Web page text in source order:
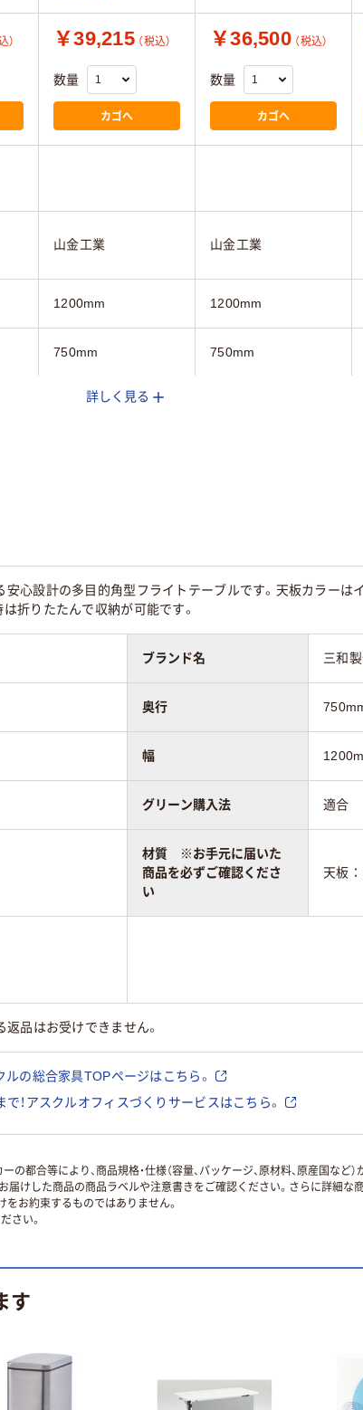
） ￥39,215 （税込）
数量
カゴへ
￥36,500 （税込）
数量
カゴへ
山金工業 山金工業
1200mm 1200mm
750mm 750mm
740mm詳しく見る
心設計の多目的角型フライトテーブルです。天板カラーは
折りたたんで収納が可能です。
ブランド名 三和
奥行
幅
グリーン購入法 適合
材質 ※お手元に届いた
商品を必ずご確認くださ
い
天板
返品はお受けできません。
ルの総合家具TOPページはこちら。
で！アスクルオフィスづくりサービスはこちら。
都合等により、商品規格・仕様（容量、パッケージ、原材料、原産国など
けした商品の商品ラベルや注意書きをご確認ください。さらに詳細な
をお約束するものではありません。
さい。
す